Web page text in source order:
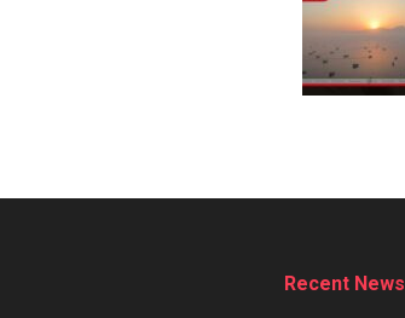
Recent News